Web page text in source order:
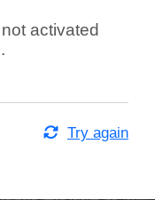
activated
Try again